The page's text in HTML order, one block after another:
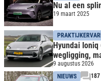
Nu al een
19 maart 2025
Hyundai
wegligging,
9 augustus 2026
NIEUWS
187